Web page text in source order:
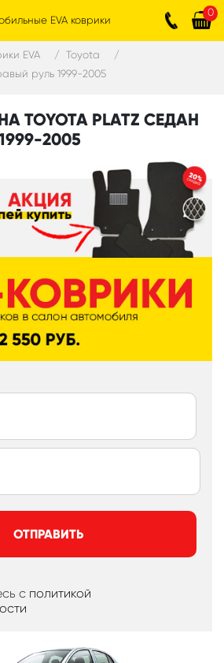
EVA коврики
0
EVA
Toyota
руль 1999-2005
TOYOTA PLATZ СЕДАН
2005
ОТПРАВИТЬ
с политикой